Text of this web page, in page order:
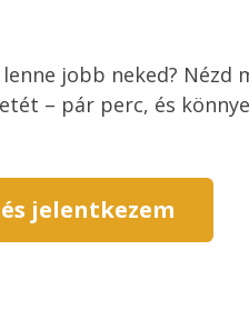
jobb neked? Nézd
– pár perc, és
jelentkezem